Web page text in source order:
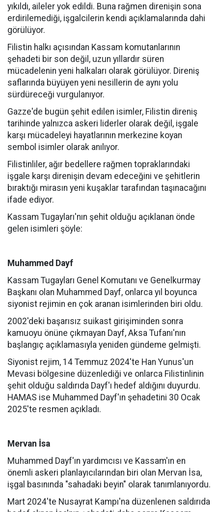
yıkıldı, aileler yok edildi. Buna rağmen direnişin sona
erdirilemediği, işgalcilerin kendi açıklamalarında dahi
görülüyor.
Filistin halkı açısından Kassam komutanlarının
şehadeti bir son değil, uzun yıllardır süren
mücadelenin yeni halkaları olarak görülüyor. Direniş
saflarında büyüyen yeni nesillerin de aynı yolu
sürdüreceği vurgulanıyor.
Gazze'de bugün şehit edilen isimler, Filistin direniş
tarihinde yalnızca askeri liderler olarak değil, işgale
karşı mücadeleyi hayatlarının merkezine koyan
sembol isimler olarak anılıyor.
Filistinliler, ağır bedellere rağmen topraklarındaki
işgale karşı direnişin devam edeceğini ve şehitlerin
bıraktığı mirasın yeni kuşaklar tarafından taşınacağını
ifade ediyor.
Kassam Tugayları'nın şehit olduğu açıklanan önde
gelen isimleri şöyle:
Muhammed Dayf
Kassam Tugayları Genel Komutanı ve Genelkurmay
Başkanı olan Muhammed Dayf, onlarca yıl boyunca
siyonist rejimin en çok aranan isimlerinden biri oldu.
2002'deki başarısız suikast girişiminden sonra
kamuoyu önüne çıkmayan Dayf, Aksa Tufanı'nın
başlangıç açıklamasıyla yeniden gündeme gelmişti.
Siyonist rejim, 14 Temmuz 2024'te Han Yunus'un
Mevasi bölgesine düzenlediği ve onlarca Filistinlinin
şehit olduğu saldırıda Dayf'ı hedef aldığını duyurdu.
HAMAS ise Muhammed Dayf'ın şehadetini 30 Ocak
2025'te resmen açıkladı.
Mervan İsa
Muhammed Dayf'ın yardımcısı ve Kassam'ın en
önemli askeri planlayıcılarından biri olan Mervan İsa,
işgal basınında "sahadaki beyin" olarak tanımlanıyordu.
Mart 2024'te Nusayrat Kampı'na düzenlenen saldırıda